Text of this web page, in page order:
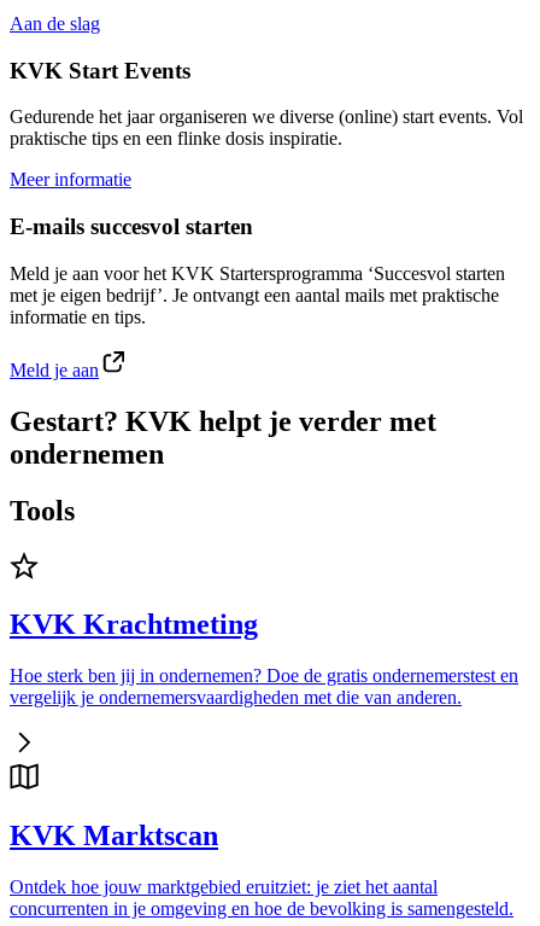
Aan de slag
KVK Start Events
Gedurende het jaar organiseren we diverse (online) start events. Vol
praktische tips en een flinke dosis inspiratie.
Meer informatie
E-mails succesvol starten
Meld je aan voor het KVK Startersprogramma ‘Succesvol starten
met je eigen bedrijf’. Je ontvangt een aantal mails met praktische
informatie en tips.
Meld je aan
Gestart? KVK helpt je verder met
ondernemen
Tools
KVK Krachtmeting
Hoe sterk ben jij in ondernemen? Doe de gratis ondernemerstest en
vergelijk je ondernemersvaardigheden met die van anderen.
KVK Marktscan
Ontdek hoe jouw marktgebied eruitziet: je ziet het aantal
concurrenten in je omgeving en hoe de bevolking is samengesteld.